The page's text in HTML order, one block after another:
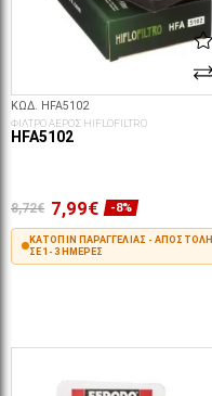
ΚΩΔ. HFA5102
ΦΙΛΤΡΟ ΑΕΡΟΣ HIFLOFILTRO
HFA5102
8,72€ 7,99€ -8%
ΚΑΤΌΠΙΝ ΠΑΡΑΓΓΕΛΊΑΣ - ΑΠΟΣΤΟΛΉ
ΣΕ 1-3 ΗΜΈΡΕΣ